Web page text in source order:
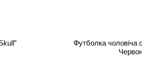
Футболка чоловіча